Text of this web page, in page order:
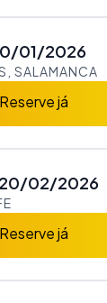
01/2026
SALAMANCA
Reserve já
20/02/2026
Reserve já